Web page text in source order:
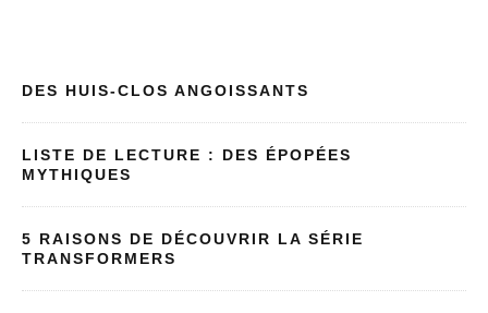
DES HUIS-CLOS ANGOISSANTS
LISTE DE LECTURE : DES ÉPOPÉES
MYTHIQUES
5 RAISONS DE DÉCOUVRIR LA SÉRIE
TRANSFORMERS